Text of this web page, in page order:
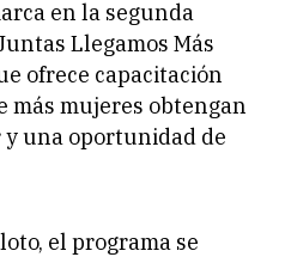
en la segunda
Llegamos Más
ofrece capacitación
más mujeres obtengan
una oportunidad de
el programa se